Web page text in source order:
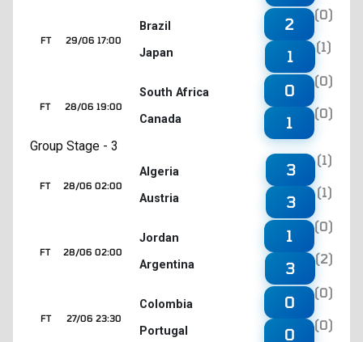
29/06 17:00
FT
Brazil
Japan
2
(0)
1
(1)
28/06 19:00
FT
South Africa
Canada
0
(0)
1
(0)
Group Stage - 3
28/06 02:00
FT
Algeria
Austria
3
(1)
3
(1)
28/06 02:00
FT
Jordan
Argentina
1
(0)
3
(2)
27/06 23:30
FT
Colombia
Portugal
0
(0)
0
(0)